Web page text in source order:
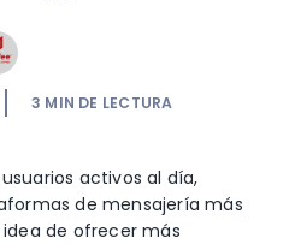
3 MIN DE LECTURA
activos al día,
de mensajería más
de ofrecer más